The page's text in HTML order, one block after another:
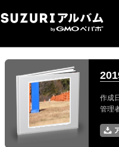
作成日
管理